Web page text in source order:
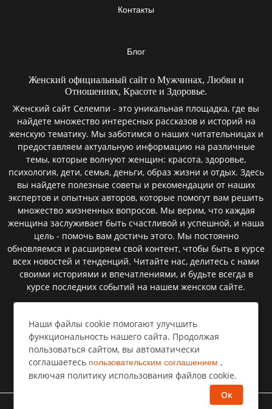
Контакты
Блог
Женский официальный сайт о Мужчинах, Любви и
Отношениях, Красоте и Здоровье.
Женский сайт Селемпи - это уникальная площадка, где вы
найдете множество интересных рассказов и историй на
женскую тематику. Мы заботимся о наших читательницах и
предоставляем актуальную информацию на различные
темы, которые волнуют женщин: красота, здоровье,
психология, дети, семья, деньги, образ жизни и отдых. Здесь
вы найдете полезные советы и рекомендации от наших
экспертов и опытных авторов, которые помогут вам решить
множество жизненных вопросов. Мы верим, что каждая
женщина заслуживает быть счастливой и успешной, и наша
цель - помочь вам достичь этого. Мы постоянно
обновляемся и расширяем свой контент, чтобы быть в курсе
всех новостей и тенденций. Читайте нас, делитесь с нами
своими историями и впечатлениями, и будьте всегда в
курсе последних событий на нашем женском сайте.
Пользовательское соглашение
Политика конфиденциальности
Правообладателям⁣
Наши файлы cookie помогают улучшить
функциональность нашего сайта. Продолжая
пользоваться сайтом, вы автоматически
соглашаетесь пользовательским соглашением ,
включая политику использования файлов cookie.
Ок